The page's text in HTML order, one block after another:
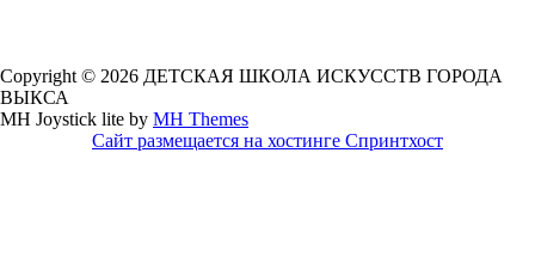
Copyright © 2026 ДЕТСКАЯ ШКОЛА ИСКУССТВ ГОРОДА
ВЫКСА
MH Joystick lite by MH Themes
Сайт размещается на хостинге Спринтхост